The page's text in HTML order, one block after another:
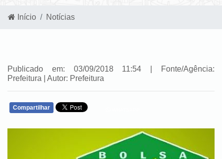
Início Notícias
Publicado em: 03/09/2018 11:54 | Fonte/Agência:
Prefeitura | Autor: Prefeitura
Compartilhar